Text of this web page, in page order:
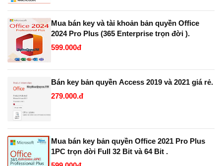
Mua bán key và tài khoản bản quyền Office
2024 Pro Plus (365 Enterprise trọn đời ).
599.000đ
Bán key bản quyền Access 2019 và 2021 giá rẻ.
279.000.đ
Mua bán key bản quyền Office 2021 Pro Plus
1PC trọn đời Full 32 Bit và 64 Bit .